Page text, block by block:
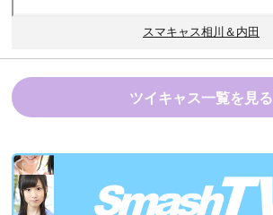
スマキャス相川＆内田
ツイキャス一覧を見る